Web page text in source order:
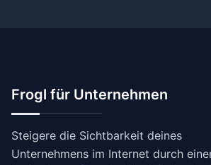
Frogl für Unternehmen
Steigere die Sichtbarkeit deines
Unternehmens im Internet durch